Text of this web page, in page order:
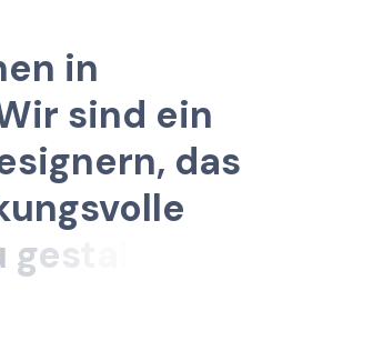
en in
ir sind ein
signern, das
ungsvolle
ges